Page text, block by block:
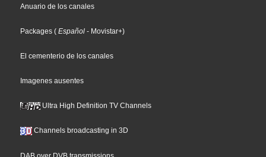
Anuario de los canales
Packages ( Español - Movistar+)
El cementerio de los canales
Imagenes ausentes
Ultra High Definition TV Channels
Channels broadcasting in 3D